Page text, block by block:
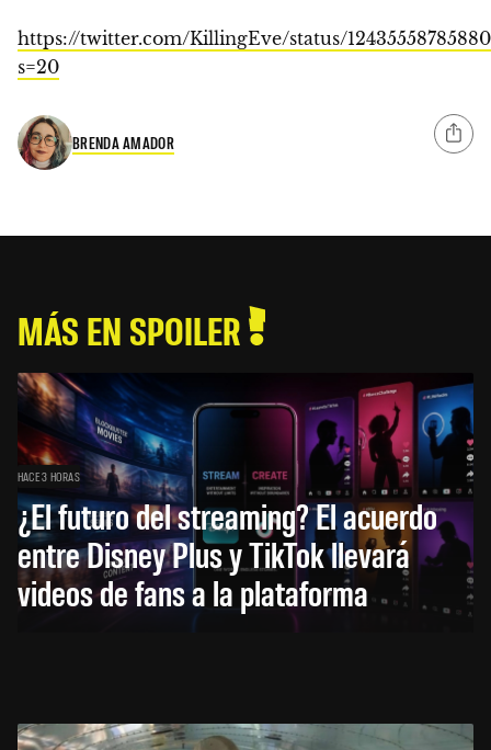
https://twitter.com/KillingEve/status/
s=20
BRENDA AMADOR
MÁS EN SPOILER
HACE 3 HORAS
¿El futuro del streaming? El acuerdo
entre Disney Plus y TikTok llevará
videos de fans a la plataforma